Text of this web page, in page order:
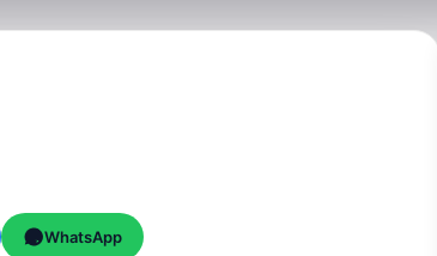
WhatsApp